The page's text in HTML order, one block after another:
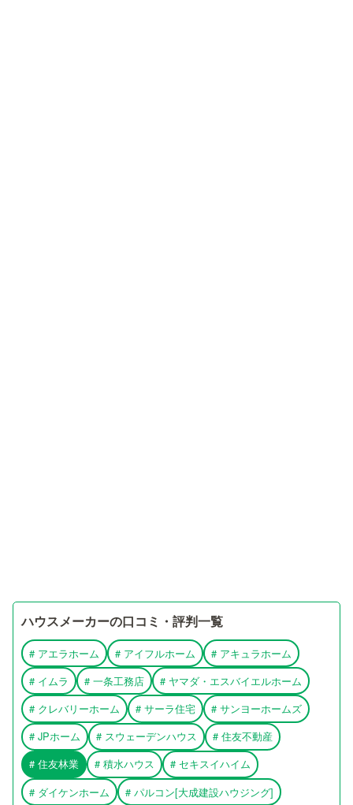
ハウスメーカーの口コミ・評判一覧
# アエラホーム # アイフルホーム # アキュラホーム
# イムラ # 一条工務店 # ヤマダ・エスバイエルホーム
# クレバリーホーム # サーラ住宅 # サンヨーホームズ
# JPホーム # スウェーデンハウス # 住友不動産
# 住友林業 # 積水ハウス # セキスイハイム
# ダイケンホーム # パルコン[大成建設ハウジング]